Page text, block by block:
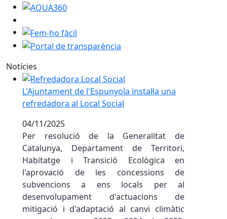
AQUA360
Fem-ho fàcil
Portal de transparència
Notícies
L'Ajuntament de l'Espunyola instal·la una refredadora
L'Ajuntament de l'Espunyola instal·la una
refredadora al Local Social
04/11/2025
Per resolució de la Generalitat de
Catalunya, Departament de Territori,
Habitatge i Transició Ecològica en
l'aprovació de les concessions de
subvencions a ens locals per al
desenvolupament d'actuacions de
mitigació i d'adaptació al canvi climàtic